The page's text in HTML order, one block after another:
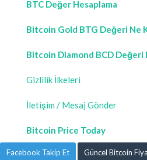
BTC Değer Hesaplama
Bitcoin Gold BTG Değeri Ne
Bitcoin Diamond BCD Değeri
Gizlilik İlkeleri
İletişim / Mesaj Gönder
Bitcoin Price Today
Facebook Takip Et Güncel Bitcoin